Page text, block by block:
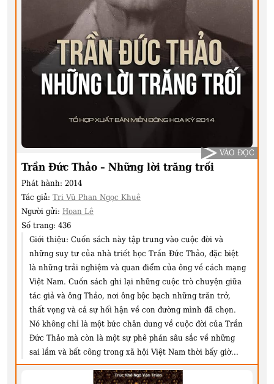
Trần Đức Thảo – Những lời trăng trối
Phát hành: 2014
Tác giả: Tri Vũ Phan Ngọc Khuê
Người gửi: Hoan Lê
Số trang: 436
Giới thiệu: Cuốn sách này tập trung vào cuộc đời và
những suy tư của nhà triết học Trần Đức Thảo, đặc biệt
là những trải nghiệm và quan điểm của ông về cách mạng
Việt Nam. Cuốn sách ghi lại những cuộc trò chuyện giữa
tác giả và ông Thảo, nơi ông bộc bạch những trăn trở,
thất vọng và cả sự hối hận về con đường mình đã chọn.
Nó không chỉ là một bức chân dung về cuộc đời của Trần
Đức Thảo mà còn là một sự phê phán sâu sắc về những
sai lầm và bất công trong xã hội Việt Nam thời bấy giờ...
VÀO ĐỌC